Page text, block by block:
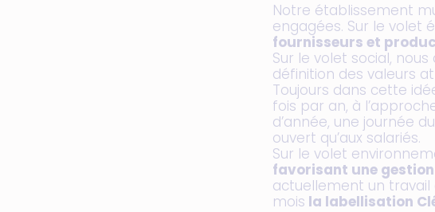
Notre établissement
engagées. Sur le volet
fournisseurs et
Sur le volet social,
définition des valeurs
Toujours dans cette
fois par an, à
d’année, une journée
ouvert qu’aux salariés.
Sur le volet
favorisant une
actuellement un travail
mois la labellisation